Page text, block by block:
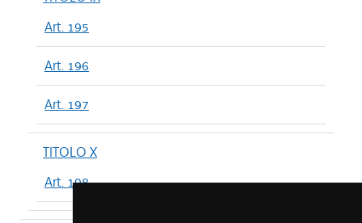
Art. 195
Art. 196
Art. 197
TITOLO X
Art. 198